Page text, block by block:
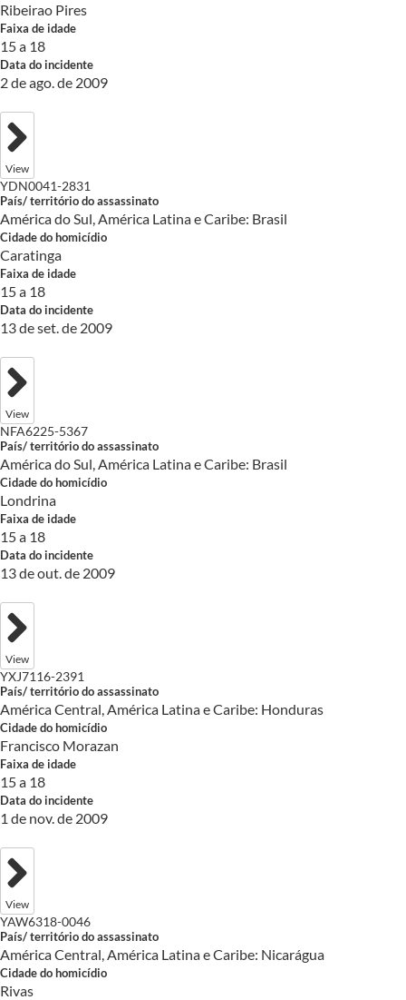
Ribeirao Pires
Faixa de idade
15 a 18
Data do incidente
2 de ago. de 2009
View
YDN0041-2831
País/ território do assassinato
América do Sul, América Latina e Caribe: Brasil
Cidade do homicídio
Caratinga
Faixa de idade
15 a 18
Data do incidente
13 de set. de 2009
View
NFA6225-5367
País/ território do assassinato
América do Sul, América Latina e Caribe: Brasil
Cidade do homicídio
Londrina
Faixa de idade
15 a 18
Data do incidente
13 de out. de 2009
View
YXJ7116-2391
País/ território do assassinato
América Central, América Latina e Caribe: Honduras
Cidade do homicídio
Francisco Morazan
Faixa de idade
15 a 18
Data do incidente
1 de nov. de 2009
View
YAW6318-0046
País/ território do assassinato
América Central, América Latina e Caribe: Nicarágua
Cidade do homicídio
Rivas